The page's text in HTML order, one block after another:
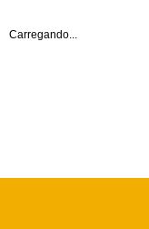
Carregando...